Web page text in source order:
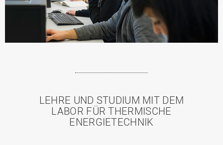
LEHRE UND STUDIUM MIT DEM
LABOR FÜR THERMISCHE
ENERGIETECHNIK